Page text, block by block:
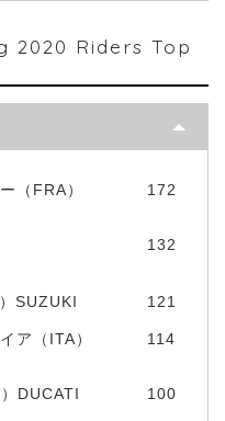
2020 Riders Top
（FRA）
172
132
SUZUKI 121
ア（ITA）
114
DUCATI 100